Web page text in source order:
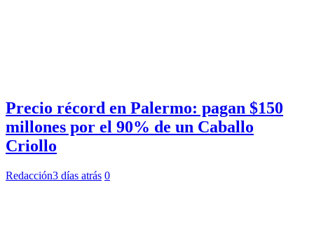
Precio récord en Palermo: pagan $150
millones por el 90% de un Caballo
Criollo
Redacción3 días atrás 0